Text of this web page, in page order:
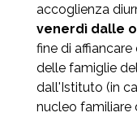
accoglienza
venerdì dalle
fine di affiancare
delle famiglie
dall'Istituto (in
nucleo familiare